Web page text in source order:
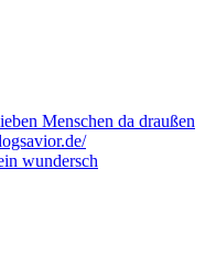
wundersch